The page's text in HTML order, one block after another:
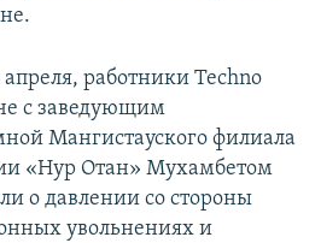
работники Techno
с заведующим
Мангистауского филиала
«Нур Отан» Мухамбетом
о давлении со стороны
увольнениях и